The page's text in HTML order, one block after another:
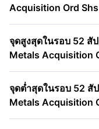
Acquisition Ord
จุดสูงสุดในรอบ 52 สั
Metals Acquisition
จุดต่ำสุดในรอบ 52 สั
Metals Acquisition